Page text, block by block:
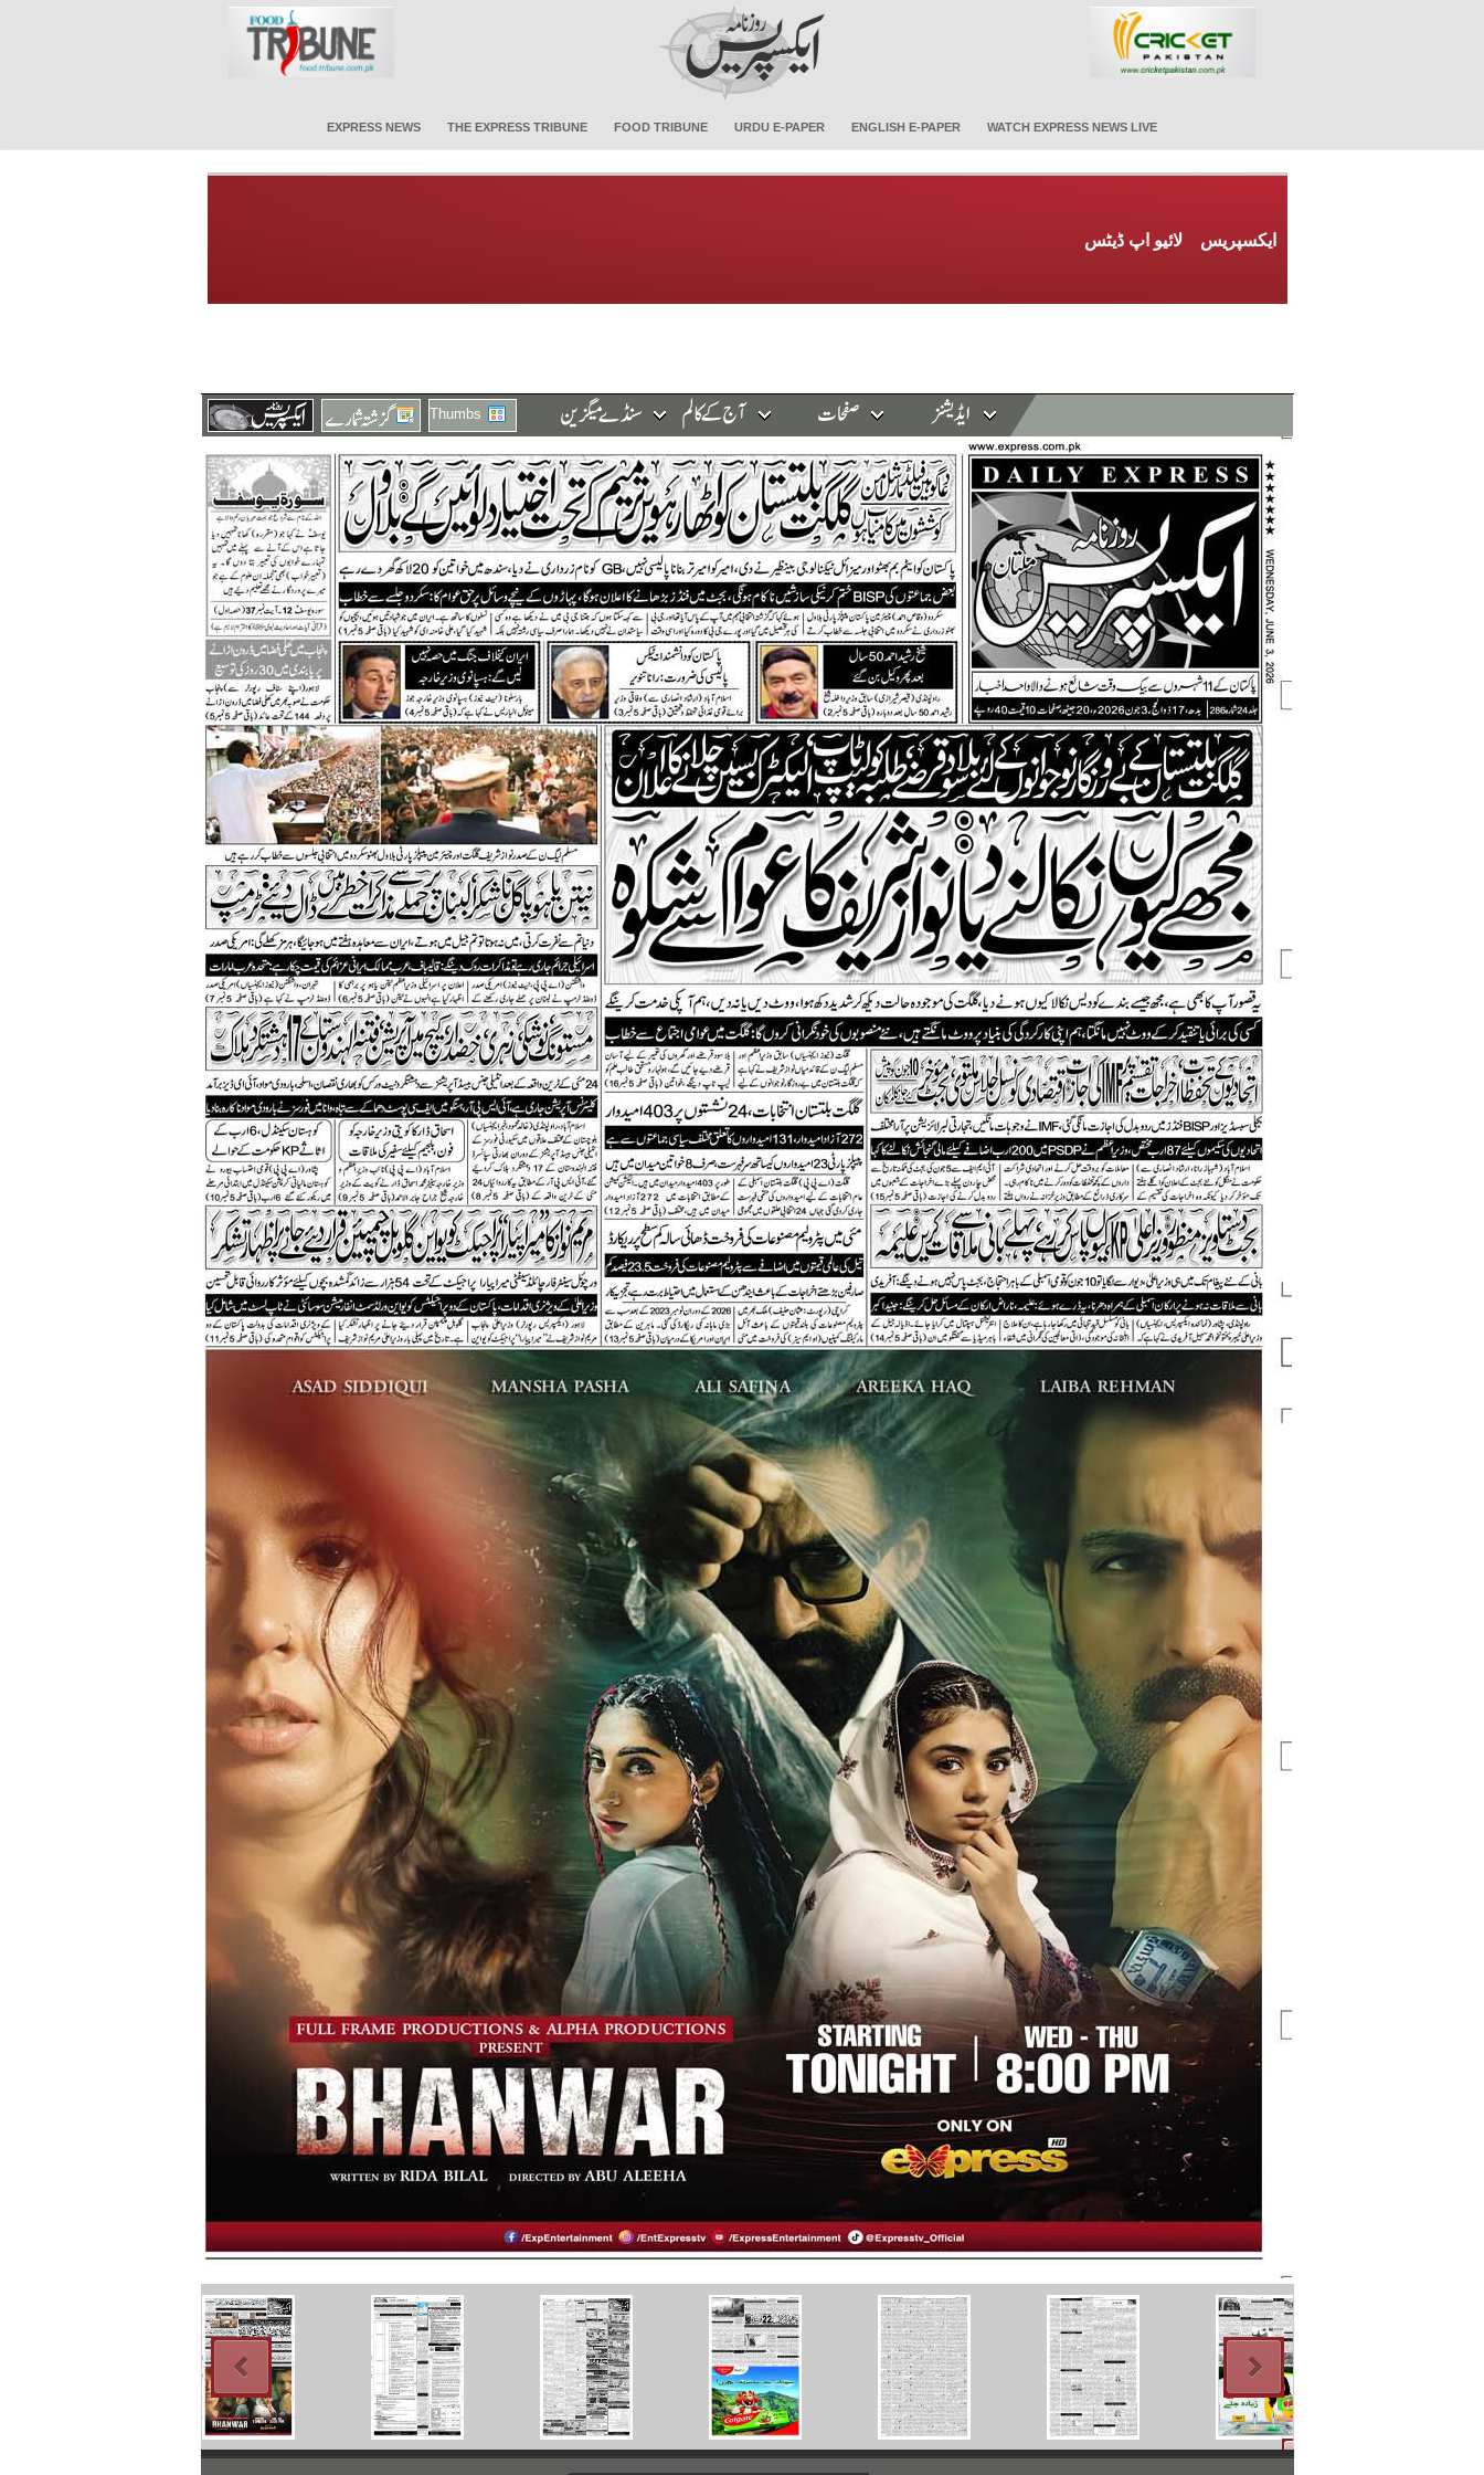
EXPRESS NEWS THE EXPRESS TRIBUNE FOOD TRIBUNE URDU E-PAPER ENGLISH E-PAPER WATCH EXPRESS NEWS LIVE
ایکسپریس لائیو اپ ڈیٹس
Thumbs